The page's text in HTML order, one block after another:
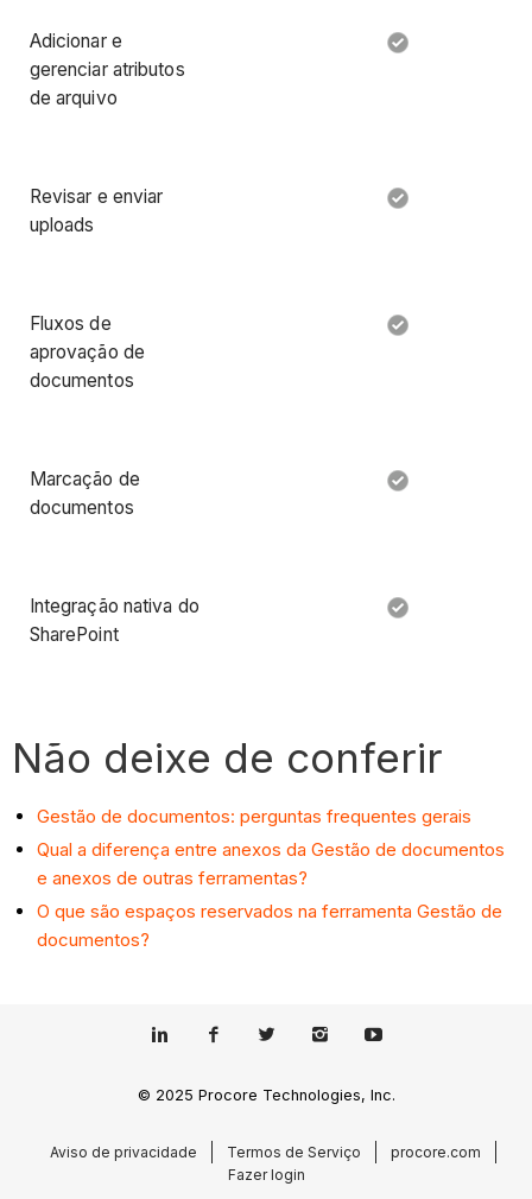
Adicionar e
gerenciar atributos
de arquivo
Revisar e enviar
uploads
Fluxos de
aprovação de
documentos
Marcação de
documentos
Integração nativa do
SharePoint
Não deixe de conferir
Gestão de documentos: perguntas frequentes gerais
Qual a diferença entre anexos da Gestão de documentos
e anexos de outras ferramentas?
O que são espaços reservados na ferramenta Gestão de
documentos?
© 2025 Procore Technologies, Inc.
Aviso de privacidade Termos de Serviço
procore.com
Fazer login